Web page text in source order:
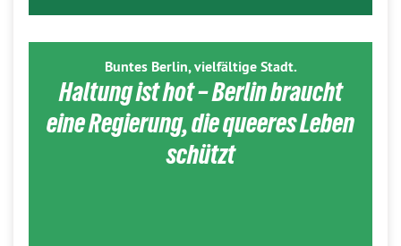
Buntes Berlin, vielfältige Stadt.
Haltung ist hot – Berlin braucht
eine Regierung, die queeres Leben
schützt